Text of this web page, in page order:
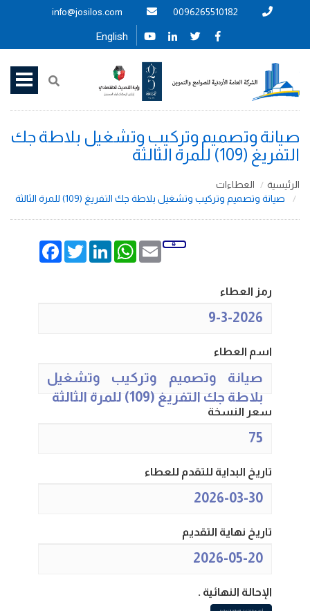
0096265510182
info@josilos.com
English
صيانة وتصميم وتركيب وتشغيل بلاطة جك
التفريغ (109) للمرة الثالثة
الرئيسية
العطاءات
صيانة وتصميم وتركيب وتشغيل بلاطة جك التفريغ (109) للمرة الثالثة
FacebookTwitterLinkedIn
WhatsAppEmail
رمز العطاء
9-3-2026
اسم العطاء
صيانة وتصميم وتركيب وتشغيل
بلاطة جك التفريغ (109) للمرة الثالثة
سعر النسخة
75
تاريخ البداية للتقدم للعطاء
2026-03-30
تاريخ نهاية التقديم
2026-05-20
الإحالة النهائية .